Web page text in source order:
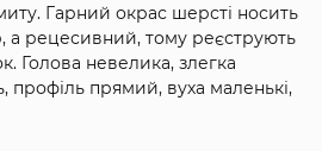
Гарний окрас шерсті носить
а рецесивний, тому реєструють
Голова невелика, злегка
профіль прямий, вуха маленькі,